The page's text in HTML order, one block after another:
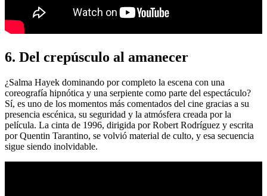
6. Del crepúsculo al amanecer
¿Salma Hayek dominando por completo la escena con una
coreografía hipnótica y una serpiente como parte del espectáculo?
Sí, es uno de los momentos más comentados del cine gracias a su
presencia escénica, su seguridad y la atmósfera creada por la
película. La cinta de 1996, dirigida por Robert Rodríguez y escrita
por Quentin Tarantino, se volvió material de culto, y esa secuencia
sigue siendo inolvidable.